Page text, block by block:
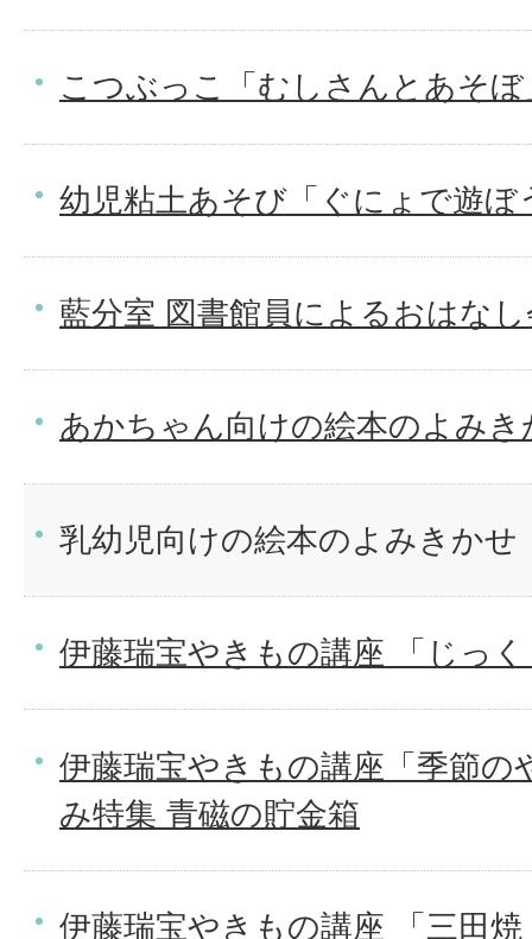
こつぶっこ「むしさんとあそぼ
幼児粘土あそび「ぐにょで遊ぼ
藍分室 図書館員によるおはな
あかちゃん向けの絵本のよみき
乳幼児向けの絵本のよみきかせ
伊藤瑞宝やきもの講座 「じっ
伊藤瑞宝やきもの講座「季節の
み特集 青磁の貯金箱
伊藤瑞宝やきもの講座 「三田